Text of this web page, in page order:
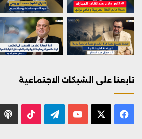
تابعنا على الشبكات الاجتماعية
فيسبوك يوتيوب تيلقرام ‫TikTok